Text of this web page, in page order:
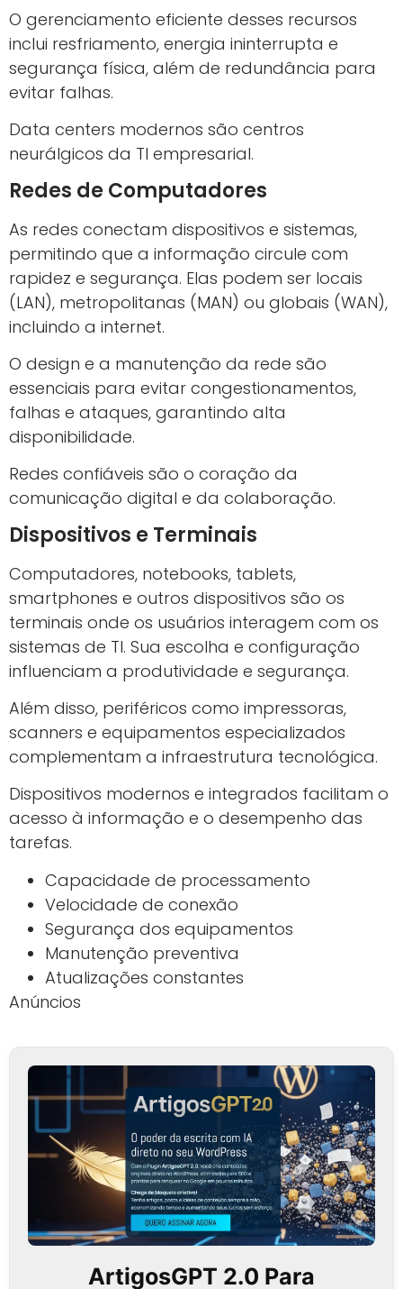
O gerenciamento eficiente desses recursos
inclui resfriamento, energia ininterrupta e
segurança física, além de redundância para
evitar falhas.
Data centers modernos são centros
neurálgicos da TI empresarial.
Redes de Computadores
As redes conectam dispositivos e sistemas,
permitindo que a informação circule com
rapidez e segurança. Elas podem ser locais
(LAN), metropolitanas (MAN) ou globais (WAN),
incluindo a internet.
O design e a manutenção da rede são
essenciais para evitar congestionamentos,
falhas e ataques, garantindo alta
disponibilidade.
Redes confiáveis são o coração da
comunicação digital e da colaboração.
Dispositivos e Terminais
Computadores, notebooks, tablets,
smartphones e outros dispositivos são os
terminais onde os usuários interagem com os
sistemas de TI. Sua escolha e configuração
influenciam a produtividade e segurança.
Além disso, periféricos como impressoras,
scanners e equipamentos especializados
complementam a infraestrutura tecnológica.
Dispositivos modernos e integrados facilitam o
acesso à informação e o desempenho das
tarefas.
Capacidade de processamento
Velocidade de conexão
Segurança dos equipamentos
Manutenção preventiva
Atualizações constantes
Anúncios
ArtigosGPT 2.0 Para